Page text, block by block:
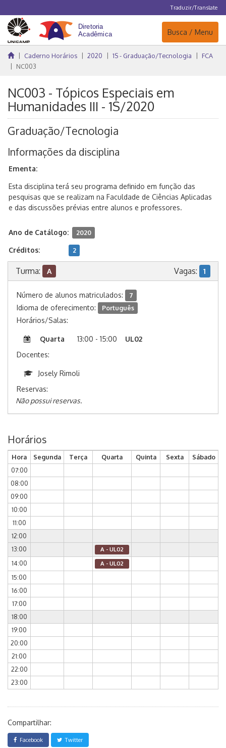
Traduzir/Translate
Navegação
Busca / Menu
Caderno Horários 2020 1S - Graduação/Tecnologia
FCA
NC003
NC003 - Tópicos Especiais em
Humanidades III - 1S/2020
Graduação/Tecnologia
Informações da disciplina
Ementa:
Esta disciplina terá seu programa definido em função das
pesquisas que se realizam na Faculdade de Ciências Aplicadas
e das discussões prévias entre alunos e professores.
Ano de Catálogo: 2020
Créditos: 2
Turma: A Vagas: 1
Número de alunos matriculados: 7
Idioma de oferecimento: Português
Horários/Salas:
Quarta 13:00 - 15:00
UL02
Docentes:
Josely Rimoli
Reservas:
Não possui reservas.
Horários
Hora Segunda Terça Quarta Quinta Sexta
Sábado
07:00
08:00
09:00
10:00
11:00
12:00
13:00
A - UL02
14:00 A - UL02
15:00
16:00
17:00
18:00
19:00
20:00
21:00
22:00
23:00
Compartilhar:
Facebook Twitter